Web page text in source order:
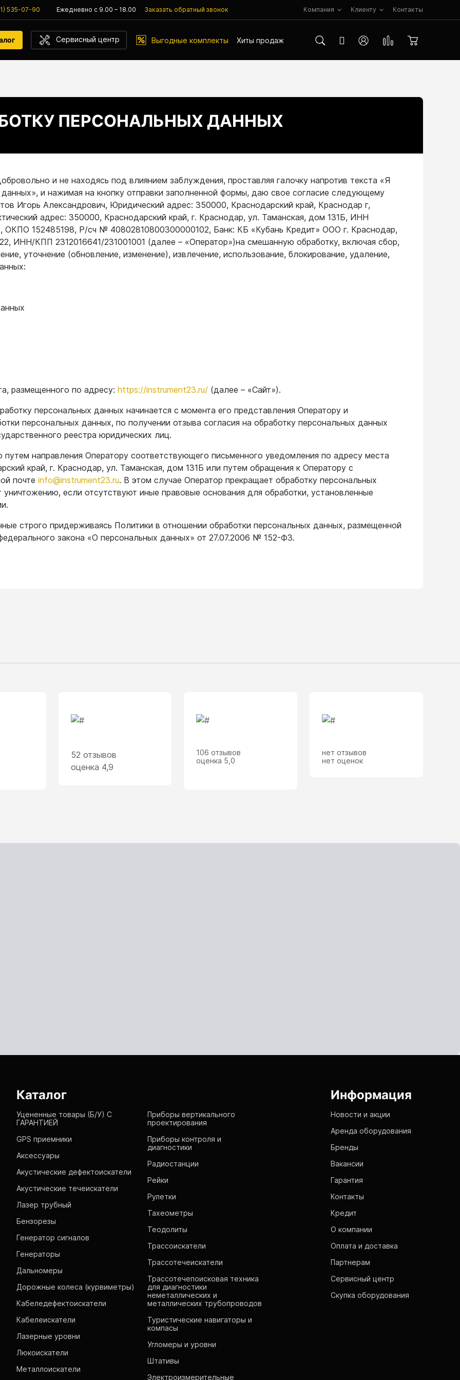
535-07-90 Ежедневно с 9.00 – 18.00 Заказать обратный звонок Компания Клиенту Контакты
Сервисный центр Выгодные комплекты Хиты продаж
ПЕРСОНАЛЬНЫХ ДАННЫХ
и не находясь под влиянием заблуждения, проставляя галочку напротив текста «Я
и нажимая на кнопку отправки заполненной формы, даю свое согласие следующему
Игорь Александрович, Юридический адрес: 350000, Краснодарский край, Краснодар г,
адрес: 350000, Краснодарский край, г. Краснодар, ул. Таманская, дом 131Б, ИНН
152485198, Р/сч № 40802810800300000102, Банк: КБ «Кубань Кредит» ООО г. Краснодар,
ИНН/КПП 2312016641/231001001 (далее – «Оператор»)на смешанную обработку, включая сбор,
уточнение (обновление, изменение), извлечение, использование, блокирование, удаление,
размещенного по адресу: https://instrument23.ru/ (далее – «Сайт»).
персональных данных начинается с момента его представления Оператору и
персональных данных, по получении отзыва согласия на обработку персональных данных
реестра юридических лиц.
направления Оператору соответствующего письменного уведомления по адресу места
край, г. Краснодар, ул. Таманская, дом 131Б или путем обращения к Оператору с
почте info@instrument23.ru. В этом случае Оператор прекращает обработку персональных
если отсутствуют иные правовые основания для обработки, установленные
строго придерживаясь Политики в отношении обработки персональных данных, размещенной
закона «О персональных данных» от 27.07.2006 № 152-ФЗ.
52 отзывов
оценка 4,9
106 отзывов
оценка 5,0
нет отзывов
нет оценок
Каталог
Уцененные товары (Б/У) С
ГАРАНТИЕЙ
GPS приемники
Аксессуары
Акустические дефектоискатели
Акустические течеискатели
Лазер трубный
Бензорезы
Генератор сигналов
Генераторы
Дальномеры
Дорожные колеса (курвиметры)
Кабеледефектоискатели
Кабелеискатели
Лазерные уровни
Люкоискатели
Металлоискатели
Приборы вертикального
проектирования
Приборы контроля и
диагностики
Радиостанции
Рейки
Рулетки
Тахеометры
Теодолиты
Трассоискатели
Трассотечеискатели
Трассотечепоисковая техника
для диагностики
неметаллических и
металлических трубопроводов
Туристические навигаторы и
компасы
Угломеры и уровни
Штативы
Электроизмерительные
Информация
Новости и акции
Аренда оборудования
Бренды
Вакансии
Гарантия
Контакты
Кредит
О компании
Оплата и доставка
Партнерам
Сервисный центр
Скупка оборудования